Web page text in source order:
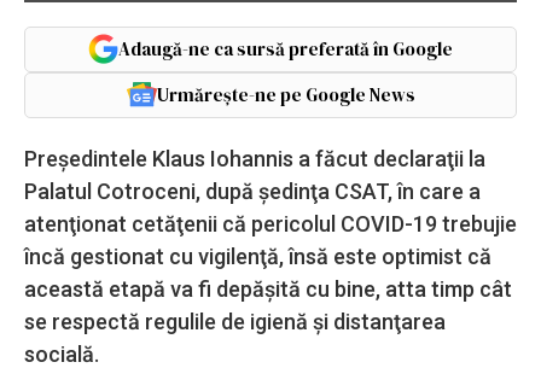
Adaugă-ne ca sursă preferată în Google
Urmărește-ne pe Google News
Preşedintele Klaus Iohannis a făcut declaraţii la
Palatul Cotroceni, după şedinţa CSAT, în care a
atenţionat cetăţenii că pericolul COVID-19 trebujie
încă gestionat cu vigilenţă, însă este optimist că
această etapă va fi depăşită cu bine, atta timp cât
se respectă regulile de igienă şi distanţarea
socială.